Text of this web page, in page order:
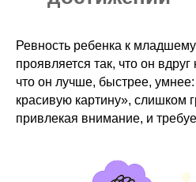
Ревность ребенка к
проявляется так, что он
что он лучше, быстрее,
красивую картину», слишком
привлекая внимание, и